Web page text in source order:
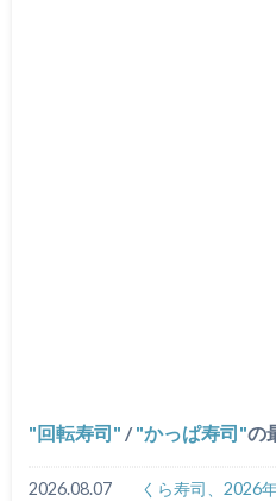
回転寿司 / かっぱ寿司 の
2026.08.07
くら寿司、2026